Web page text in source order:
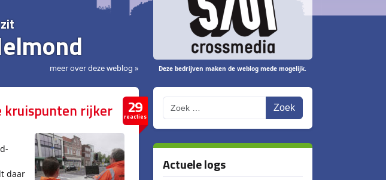
meer over deze weblog » Deze bedrijven maken de weblog mede mogelijk.
29
reacties
kruispunten rijker
daar
Actuele logs